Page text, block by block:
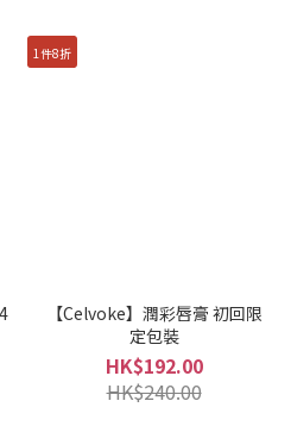
1件8折
【Celvoke】潤彩唇膏 初回限
定包裝
HK$192.00
HK$240.00